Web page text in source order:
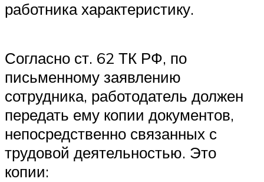
работника характеристику.
Согласно ст. 62 ТК РФ, по
письменному заявлению
сотрудника, работодатель должен
передать ему копии документов,
непосредственно связанных с
трудовой деятельностью. Это
копии: